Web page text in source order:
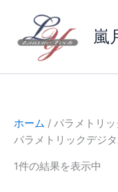
キ
嵐
ホーム / パラメトリ
パラメトリックデジ
1件の結果を表示中